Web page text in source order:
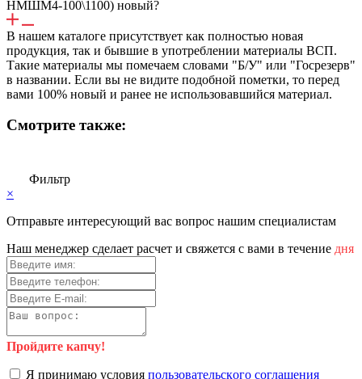
НМШМ4-100\1100) новый?
В нашем каталоге присутствует как полностью новая
продукция, так и бывшие в употреблении материалы ВСП.
Такие материалы мы помечаем словами "Б/У" или "Госрезерв"
в названии. Если вы не видите подобной пометки, то перед
вами 100% новый и ранее не использовавшийся материал.
Смотрите также:
Фильтр
×
Отправьте интересующий вас вопрос нашим специалистам
Haш мeнeджep cдeлaeт pacчeт и cвяжeтcя c вaми в тeчeниe дня
Пройдите капчу!
Я пpинимaю уcлoвия пoльзoвaтeльcкoгo coглaшeния